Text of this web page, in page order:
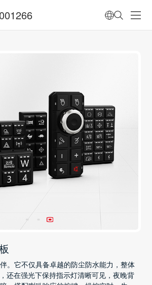
001266
。它不仅具备卓越的防尘防水能力，整体
还在强光下保持指示灯清晰可见，夜晚背